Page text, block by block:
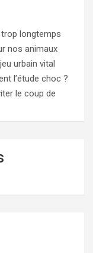
trop longtemps
nos animaux
urbain vital
l’étude choc ?
le coup de